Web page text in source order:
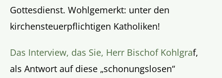
Gottesdienst. Wohlgemerkt: unter den
kirchensteuerpflichtigen Katholiken!
Das Interview, das Sie, Herr Bischof Kohlgraf,
als Antwort auf diese „schonungslosen“